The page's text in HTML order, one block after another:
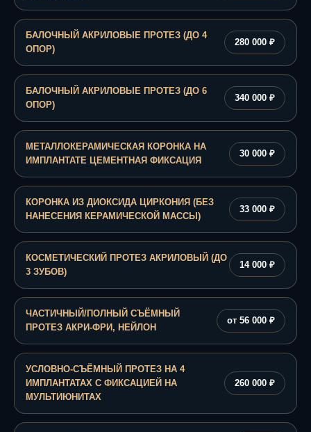
БАЛОЧНЫЙ АКРИЛОВЫЕ ПРОТЕЗ (ДО 4
ОПОР)
280 000 ₽
БАЛОЧНЫЙ АКРИЛОВЫЕ ПРОТЕЗ (ДО 6
ОПОР)
340 000 ₽
МЕТАЛЛОКЕРАМИЧЕСКАЯ КОРОНКА НА
ИМПЛАНТАТЕ ЦЕМЕНТНАЯ ФИКСАЦИЯ
30 000 ₽
КОРОНКА ИЗ ДИОКСИДА ЦИРКОНИЯ (БЕЗ
НАНЕСЕНИЯ КЕРАМИЧЕСКОЙ МАССЫ)
33 000 ₽
КОСМЕТИЧЕСКИЙ ПРОТЕЗ АКРИЛОВЫЙ (ДО
3 ЗУБОВ)
14 000 ₽
ЧАСТИЧНЫЙ/ПОЛНЫЙ СЪЁМНЫЙ
ПРОТЕЗ АКРИ-ФРИ, НЕЙЛОН
от 56 000 ₽
УСЛОВНО-СЪЁМНЫЙ ПРОТЕЗ НА 4
ИМПЛАНТАТАХ С ФИКСАЦИЕЙ НА
МУЛЬТИЮНИТАХ
260 000 ₽